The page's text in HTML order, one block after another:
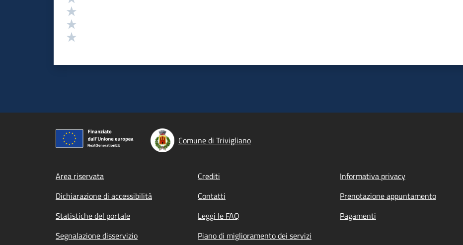
Comune di Trivigliano
Footer menu
Area riservata Crediti Informativa privacy
Dichiarazione di accessibilità
Contatti Prenotazione appuntamento
Statistiche del portale
Leggi le FAQ Pagamenti
Segnalazione disservizio
Piano di miglioramento dei servizi